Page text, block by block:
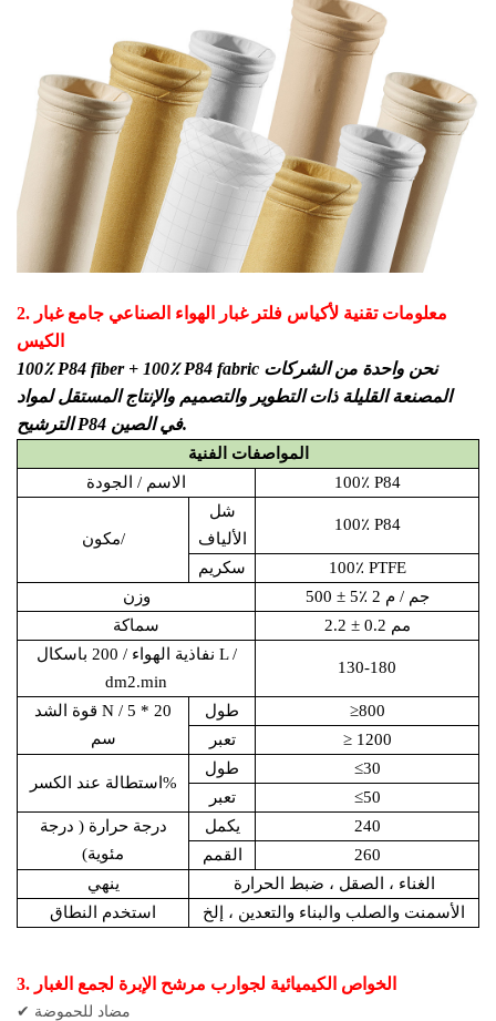
2. معلومات تقنية لأكياس فلتر غبار الهواء الصناعي جامع غبار
الكيس
100٪ P84 fiber + 100٪ P84 fabric نحن واحدة من الشركات
المصنعة القليلة ذات التطوير والتصميم والإنتاج المستقل لمواد
الترشيح P84 في الصين.
المواصفات الفنية
الاسم / الجودة
100٪ P84
مكون/
شل
الألياف
100٪ P84
سكريم
100٪ PTFE
وزن
500 ± 5٪ جم / م 2
سماكة
2.2 ± 0.2 مم
نفاذية الهواء
/ 200 باسكال L /
dm2.min
130-180
قوة الشد N / 5 * 20
سم
طول
≥800
تعبر
≥ 1200
استطالة عند الكسر %
طول
≤30
تعبر
≤50
درجة حرارة ( درجة
مئوية)
يكمل
240
القمم
260
ينهي
الغناء ، الصقل ، ضبط الحرارة
استخدم النطاق
الأسمنت والصلب والبناء والتعدين ، إلخ
3. الخواص الكيميائية لجوارب مرشح الإبرة لجمع الغبار
✔ مضاد للحموضة